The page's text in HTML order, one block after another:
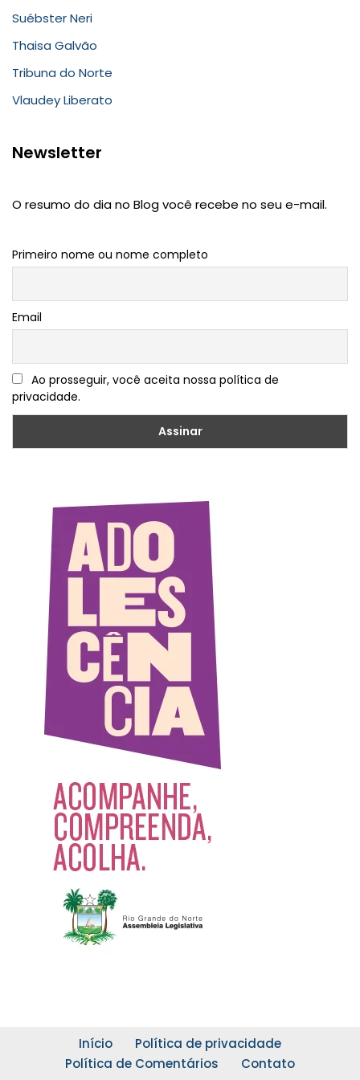
Suébster Neri
Thaisa Galvão
Tribuna do Norte
Vlaudey Liberato
Newsletter
O resumo do dia no Blog você recebe no seu e-mail.
Primeiro nome ou nome completo
Email
Ao prosseguir, você aceita nossa política de
privacidade.
Início
Política de privacidade
Política de Comentários
Contato